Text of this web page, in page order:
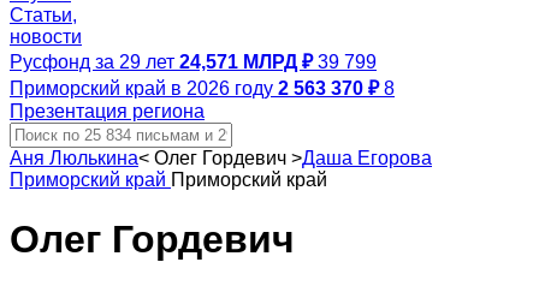
Статьи,
новости
Русфонд за 29 лет 24,571 МЛРД ₽ 39 799
Приморский край в 2026 году 2 563 370 ₽ 8
Презентация региона
Аня Люлькина< Олег Гордевич >Даша Егорова
Приморский край Приморский край
Олег Гордевич